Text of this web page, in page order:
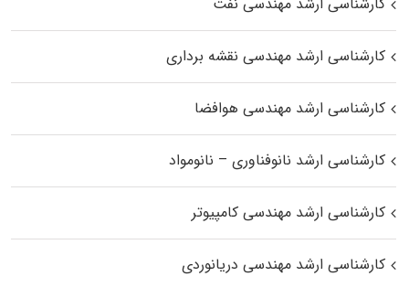
کارشناسی ارشد مهندسی نقشه برداری
کارشناسی ارشد مهندسی هوافضا
کارشناسی ارشد نانوفناوری – نانومواد
کارشناسی ارشد مهندسی کامپیوتر
کارشناسی ارشد مهندسی دریانوردی